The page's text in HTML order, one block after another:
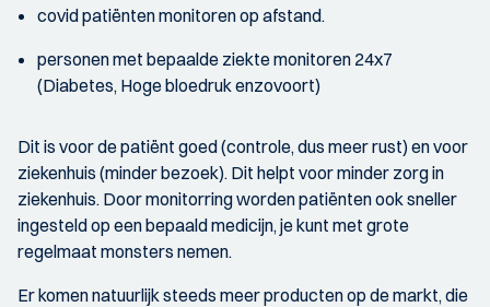
covid patiënten monitoren op afstand.
personen met bepaalde ziekte monitoren 24x7
(Diabetes, Hoge bloedruk enzovoort)
Dit is voor de patiënt goed (controle, dus meer rust) en voor
ziekenhuis (minder bezoek). Dit helpt voor minder zorg in
ziekenhuis. Door monitorring worden patiënten ook sneller
ingesteld op een bepaald medicijn, je kunt met grote
regelmaat monsters nemen.
Er komen natuurlijk steeds meer producten op de markt, die